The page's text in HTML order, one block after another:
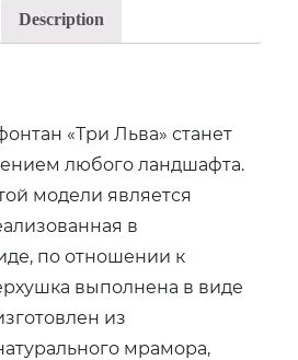
Description
«Три Льва» станет
любого ландшафта.
модели является
в
по отношении к
выполнена в виде
из
мрамора,